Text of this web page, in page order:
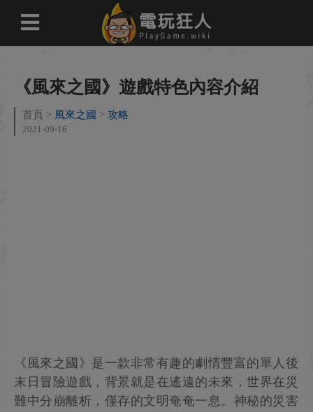
《風來之國》遊戲特色內容介紹
首頁 風來之國 攻略
2021-09-16
《風來之國》是一款非常有趣的劇情豐富的單人後
末日冒險遊戲，背景就是在遙遠的未來，世界在災
難中分崩離析，僅存的文明奄奄一息。神秘的災害